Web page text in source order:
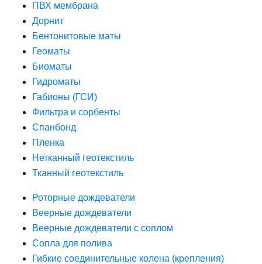
ПВХ мембрана
Дорнит
Бентонитовые маты
Геоматы
Биоматы
Гидроматы
Габионы (ГСИ)
Фильтра и сорбенты
Спанбонд
Пленка
Нетканный геотекстиль
Тканный геотекстиль
Роторные дождеватели
Веерные дождеватели
Веерные дождеватели с соплом
Сопла для полива
Гибкие соединительные колена (крепления)